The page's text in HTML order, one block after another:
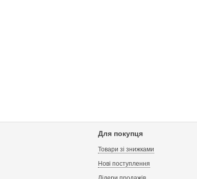
Для покупця
Товари зі знижками
Нові поступлення